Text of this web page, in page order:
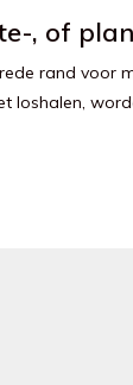
, of
rand
loshalen,